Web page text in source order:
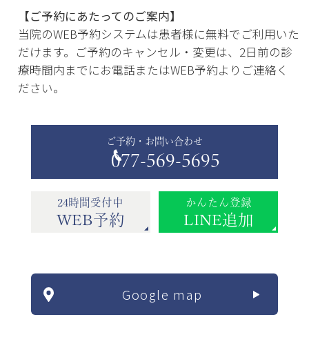
【ご予約にあたってのご案内】
当院のWEB予約システムは患者様に無料でご利用いた
だけます。ご予約のキャンセル・変更は、2日前の診
療時間内までにお電話またはWEB予約よりご連絡く
ださい。
ご予約・お問い合わせ
077-569-5695
24時間受付中
WEB予約
かんたん登録
LINE追加
Google map